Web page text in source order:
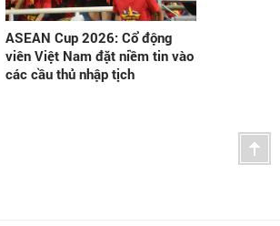
ASEAN Cup 2026: Cổ động
viên Việt Nam đặt niềm tin vào
các cầu thủ nhập tịch